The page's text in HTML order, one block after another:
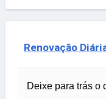
Renovação
Deixe para trás o